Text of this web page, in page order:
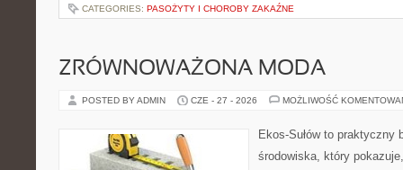
CATEGORIES: PASOŻYTY I CHOROBY ZAKAŹNE
ZRÓWNOWAŻONA MODA
POSTED BY ADMIN CZE - 27 - 2026 MOŻLIWOŚĆ
Ekos-Sułów to praktyczny
środowiska, który